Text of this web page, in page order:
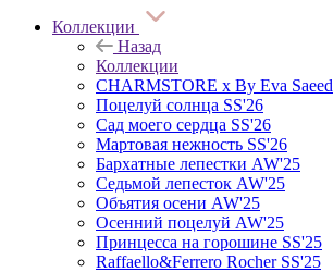
Коллекции
Назад
Коллекции
CHARMSTORE х By Eva Saeed
Поцелуй солнца SS'26
Сад моего сердца SS'26
Мартовая нежность SS'26
Бархатные лепестки AW'25
Седьмой лепесток AW'25
Объятия осени AW'25
Осенний поцелуй AW'25
Принцесса на горошине SS'25
Raffaello&Ferrero Rocher SS'25